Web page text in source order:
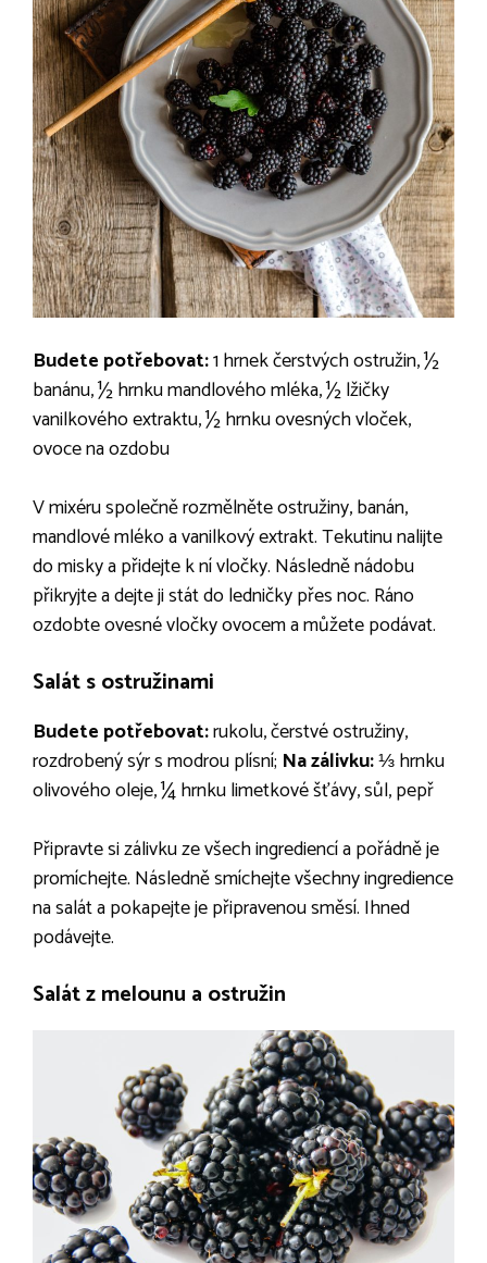
Budete potřebovat:1 hrnek čerstvých ostružin, ½
banánu, ½ hrnku mandlového mléka, ½ lžičky
vanilkového extraktu, ½ hrnku ovesných vloček,
ovoce na ozdobu
V mixéru společně rozmělněte ostružiny, banán,
mandlové mléko a vanilkový extrakt. Tekutinu nalijte
do misky a přidejte k ní vločky. Následně nádobu
přikryjte a dejte ji stát do ledničky přes noc. Ráno
ozdobte ovesné vločky ovocem a můžete podávat.
Salát s ostružinami
Budete potřebovat:rukolu, čerstvé ostružiny,
rozdrobený sýr s modrou plísní; Na zálivku:⅓ hrnku
olivového oleje, ¼ hrnku limetkové šťávy, sůl, pepř
Připravte si zálivku ze všech ingrediencí a pořádně je
promíchejte. Následně smíchejte všechny ingredience
na salát a pokapejte je připravenou směsí. Ihned
podávejte.
Salát z melounu a ostružin